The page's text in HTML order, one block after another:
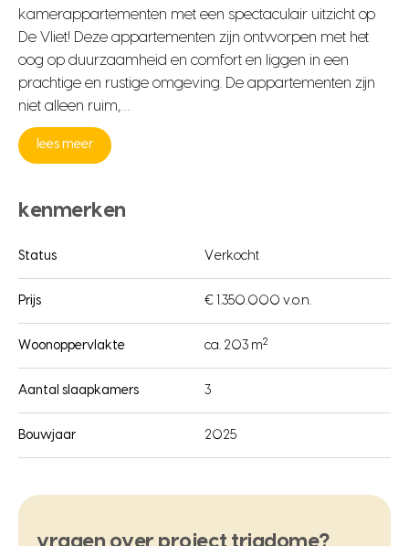
kamerappartementen met een spectaculair uitzicht op
De Vliet! Deze appartementen zijn ontworpen met het
oog op duurzaamheid en comfort en liggen in een
prachtige en rustige omgeving. De appartementen zijn
niet alleen ruim,…
lees meer
kenmerken
Status Verkocht
Prijs € 1.350.000 v.o.n.
Woonoppervlakte ca. 203 m2
Aantal slaapkamers 3
Bouwjaar 2025
vragen over project triadome?